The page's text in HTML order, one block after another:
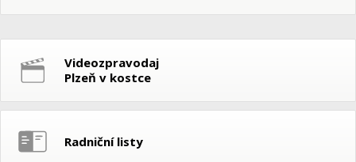
Videozpravodaj
Plzeň v kostce
Radniční listy